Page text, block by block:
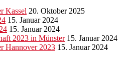
Kassel 20. Oktober 2025
15. Januar 2024
15. Januar 2024
2023 in Münster 15. Januar 2024
Hannover 2023 15. Januar 2024